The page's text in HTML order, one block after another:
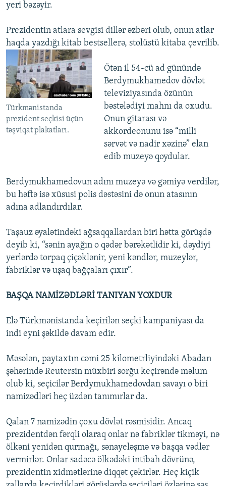
yeri bəzəyir.
Prezidentin atlara sevgisi dillər əzbəri olub, onun atlar
haqda yazdığı kitab bestsellerə, stolüstü kitaba çevrilib.
Türkmənistanda
prezident seçkisi üçün
təşviqat plakatları.
Ötən il 54-cü ad günündə
Berdymukhamedov dövlət
televiziyasında özünün
bəstələdiyi mahnı da oxudu.
Onun gitarası və
akkordeonunu isə “milli
sərvət və nadir xəzinə” elan
edib muzeyə qoydular.
Berdymukhamedovun adını muzeyə və gəmiyə verdilər,
bu həftə isə xüsusi polis dəstəsini də onun atasının
adına adlandırdılar.
Taşauz əyalətindəki ağsaqqallardan biri hətta görüşdə
deyib ki, “sənin ayağın o qədər bərəkətlidir ki, dəydiyi
yerlərdə torpaq çiçəklənir, yeni kəndlər, muzeylər,
fabriklər və uşaq bağçaları çıxır”.
BAŞQA NAMİZƏDLƏRİ TANIYAN YOXDUR
Elə Türkmənistanda keçirilən seçki kampaniyası da
indi eyni şəkildə davam edir.
Məsələn, paytaxtın cəmi 25 kilometrliyindəki Abadan
şəhərində Reutersin müxbiri sorğu keçirəndə məlum
olub ki, seçicilər Berdymukhamedovdan savayı o biri
namizədləri heç üzdən tanımırlar da.
Qalan 7 namizədin çoxu dövlət rəsmisidir. Ancaq
prezidentdən fərqli olaraq onlar nə fabriklər tikməyi, nə
ölkəni yenidən qurmağı, sənayeləşmə və başqa vədlər
vermirlər. Onlar sadəcə ölkədəki intibah dövrünə,
prezidentin xidmətlərinə diqqət çəkirlər. Heç kiçik